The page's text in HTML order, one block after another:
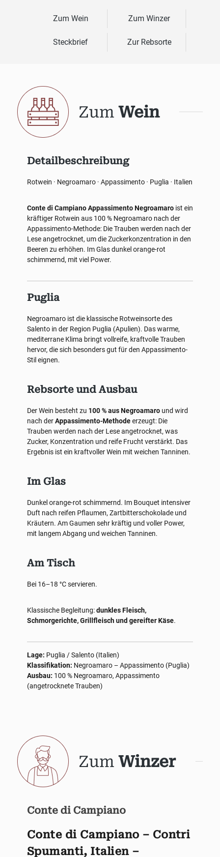
Zum Wein Zum Winzer
Steckbrief Zur Rebsorte
Zum Wein
Detailbeschreibung
Rotwein · Negroamaro · Appassimento · Puglia · Italien
Conte di Campiano Appassimento Negroamaro ist ein
kräftiger Rotwein aus 100 % Negroamaro nach der
Appassimento-Methode: Die Trauben werden nach der
Lese angetrocknet, um die Zuckerkonzentration in den
Beeren zu erhöhen. Im Glas dunkel orange-rot
schimmernd, mit viel Power.
Puglia
Negroamaro ist die klassische Rotweinsorte des
Salento in der Region Puglia (Apulien). Das warme,
mediterrane Klima bringt vollreife, kraftvolle Trauben
hervor, die sich besonders gut für den Appassimento-
Stil eignen.
Rebsorte und Ausbau
Der Wein besteht zu 100 % aus Negroamaro und wird
nach derAppassimento-Methodeerzeugt: Die
Trauben werden nach der Lese angetrocknet, was
Zucker, Konzentration und reife Frucht verstärkt. Das
Ergebnis ist ein kraftvoller Wein mit weichen Tanninen.
Im Glas
Dunkel orange-rot schimmernd. Im Bouquet intensiver
Duft nach reifen Pflaumen, Zartbitterschokolade und
Kräutern. Am Gaumen sehr kräftig und voller Power,
mit langem Abgang und weichen Tanninen.
Am Tisch
Bei 16–18 °C servieren.
Klassische Begleitung:dunkles Fleisch,
Schmorgerichte, Grillfleisch und gereifter Käse.
Lage: Puglia / Salento (Italien)
Klassifikation: Negroamaro – Appassimento (Puglia)
Ausbau: 100 % Negroamaro, Appassimento
(angetrocknete Trauben)
Zum Winzer
Conte di Campiano
Conte di Campiano – Contri
Spumanti, Italien –